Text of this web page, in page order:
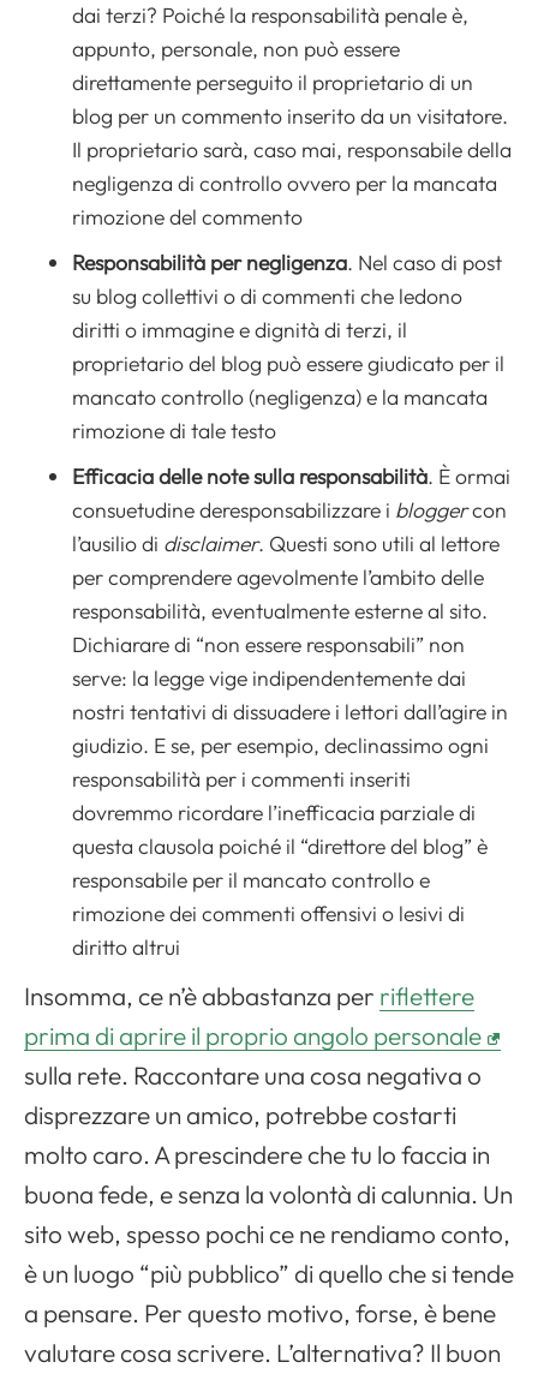
dai terzi? Poiché la responsabilità penale è,
appunto, personale, non può essere
direttamente perseguito il proprietario di un
blog per un commento inserito da un visitatore.
Il proprietario sarà, caso mai, responsabile della
negligenza di controllo ovvero per la mancata
rimozione del commento
Responsabilità per negligenza. Nel caso di post
su blog collettivi o di commenti che ledono
diritti o immagine e dignità di terzi, il
proprietario del blog può essere giudicato per il
mancato controllo (negligenza) e la mancata
rimozione di tale testo
Efficacia delle note sulla responsabilità. È ormai
consuetudine deresponsabilizzare i bloggercon
l’ausilio di disclaimer. Questi sono utili al lettore
per comprendere agevolmente l’ambito delle
responsabilità, eventualmente esterne al sito.
Dichiarare di “non essere responsabili” non
serve: la legge vige indipendentemente dai
nostri tentativi di dissuadere i lettori dall’agire in
giudizio. E se, per esempio, declinassimo ogni
responsabilità per i commenti inseriti
dovremmo ricordare l’inefficacia parziale di
questa clausola poiché il “direttore del blog” è
responsabile per il mancato controllo e
rimozione dei commenti offensivi o lesivi di
diritto altrui
Insomma, ce n’è abbastanza per riflettere
prima di aprire il proprio angolo personale
sulla rete. Raccontare una cosa negativa o
disprezzare un amico, potrebbe costarti
molto caro. A prescindere che tu lo faccia in
buona fede, e senza la volontà di calunnia. Un
sito web, spesso pochi ce ne rendiamo conto,
è un luogo “più pubblico” di quello che si tende
a pensare. Per questo motivo, forse, è bene
valutare cosa scrivere. L’alternativa? Il buon